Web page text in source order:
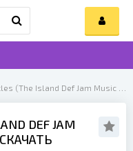
Island Def Jam Music Group) (2004)
DEF JAM